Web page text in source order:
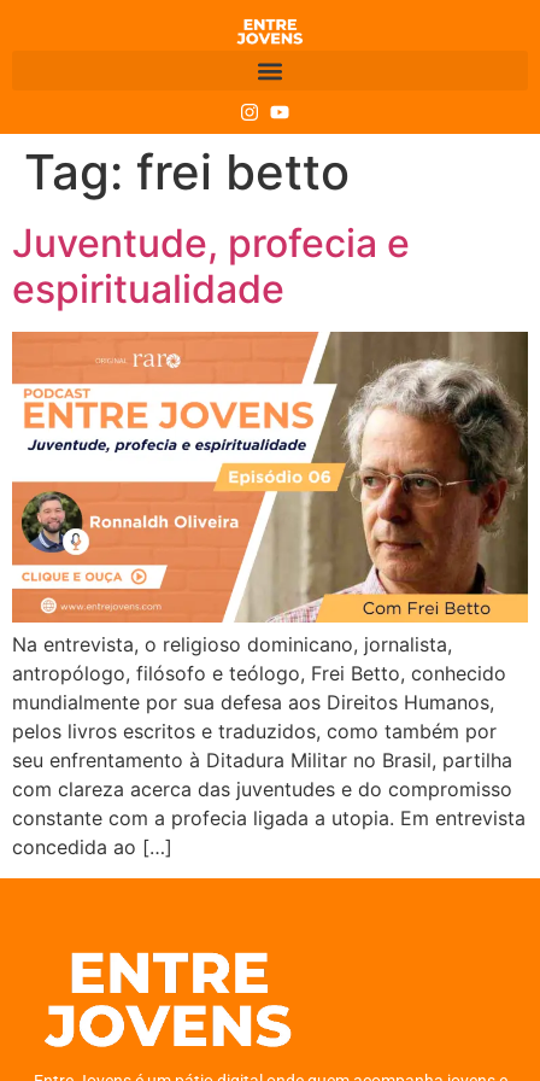
Tag: frei betto
Juventude, profecia e
espiritualidade
Na entrevista, o religioso dominicano, jornalista,
antropólogo, filósofo e teólogo, Frei Betto, conhecido
mundialmente por sua defesa aos Direitos Humanos,
pelos livros escritos e traduzidos, como também por
seu enfrentamento à Ditadura Militar no Brasil, partilha
com clareza acerca das juventudes e do compromisso
constante com a profecia ligada a utopia. Em entrevista
concedida ao […]